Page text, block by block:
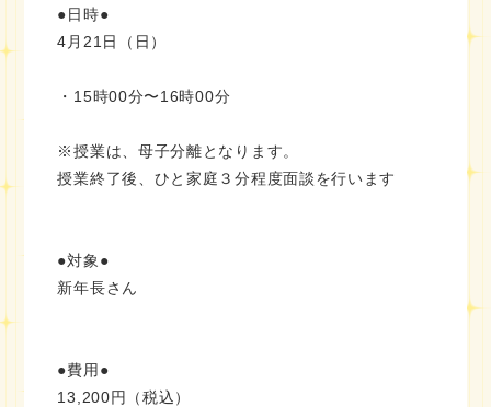
●日時●
4月21日（日）
・15時00分〜16時00分
※授業は、母子分離となります。
授業終了後、ひと家庭３分程度面談を行います
●対象●
新年長さん
●費用●
13,200円（税込）